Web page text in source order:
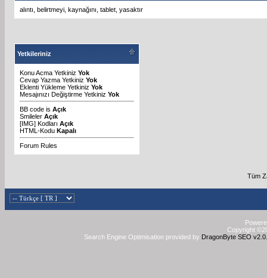
alıntı belirtmeyi kaynağını tablet yasaktır
Yetkileriniz
Konu Acma Yetkiniz Yok
Cevap Yazma Yetkiniz Yok
Eklenti Yükleme Yetkiniz Yok
Mesajınızı Değiştirme Yetkiniz Yok
BB code is Açık
Smileler Açık
[IMG] Kodları Açık
HTML-Kodu Kapalı
Forum Rules
Tüm
Copyright
Search Engine Optimisation provided by DragonByte SEO